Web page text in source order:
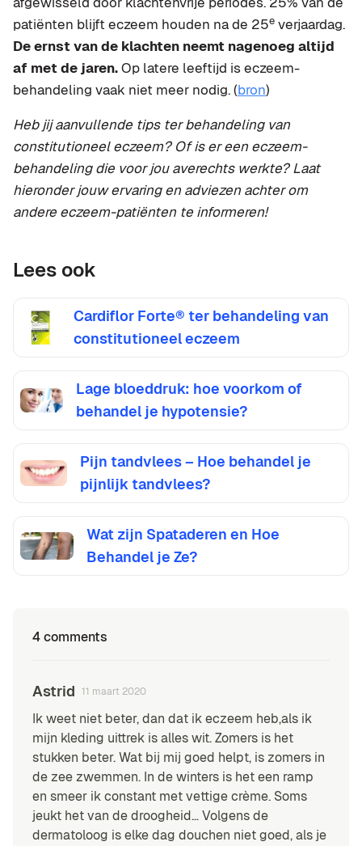
patiënten blijft eczeem houden na de 25e verjaardag.
De ernst van de klachten neemt nagenoeg altijd
af met de jaren.Op latere leeftijd is eczeem-
behandeling vaak niet meer nodig. (bron)
Heb jij aanvullende tips ter behandeling van
constitutioneel eczeem? Of is er een eczeem-
behandeling die voor jou averechts werkte? Laat
hieronder jouw ervaring en adviezen achter om
andere eczeem-patiënten te informeren!
Lees ook
Cardiflor Forte® ter behandeling van
constitutioneel eczeem
Lage bloeddruk: hoe voorkom of
behandel je hypotensie?
Pijn tandvlees – Hoe behandel je
pijnlijk tandvlees?
Wat zijn Spataderen en Hoe
Behandel je Ze?
4 comments
Astrid 11 maart 2020
Ik weet niet beter, dan dat ik eczeem heb,als ik
mijn kleding uittrek is alles wit. Zomers is het
stukken beter. Wat bij mij goed helpt, is zomers in
de zee zwemmen. In de winters is het een ramp
en smeer ik constant met vettige crème. Soms
jeukt het van de droogheid… Volgens de
dermatoloog is elke dag douchen niet goed, als je